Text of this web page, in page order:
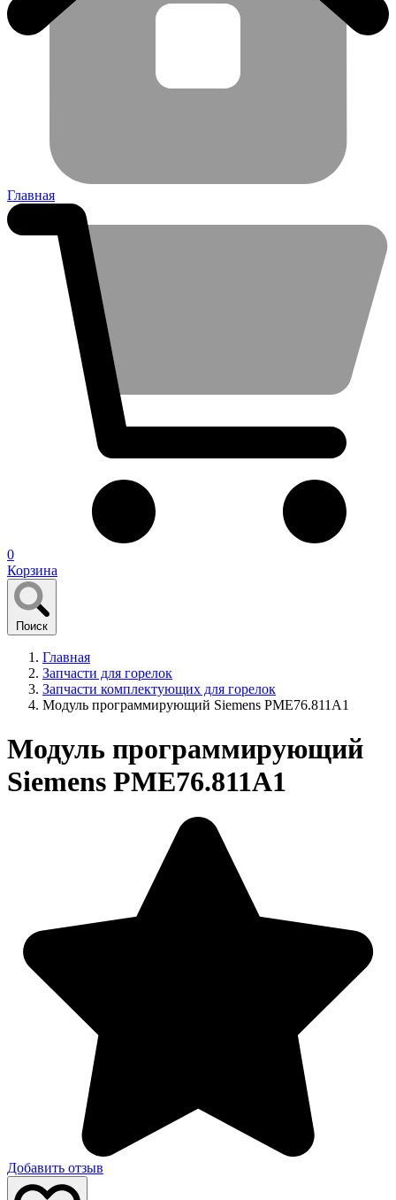
Главная
0
Корзина
Поиск
Главная
Запчасти для горелок
Запчасти комплектующих для горелок
Модуль программирующий Siemens PME76.811A1
Модуль программирующий
Siemens PME76.811A1
Добавить отзыв